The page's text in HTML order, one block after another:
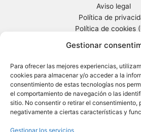
Gestionar
Para ofrecer las mejores experiencias,
cookies para almacenar y/o acceder a la
consentimiento de estas tecnologías nos
el comportamiento de navegación o las
sitio. No consentir o retirar el consentimiento,
negativamente a ciertas características y
Gestionar los servicios
Aviso legal
Política de
Política de cookies
Ctra. Sta Creu de
08830 Sant Boi de
Tel. 93 652 96